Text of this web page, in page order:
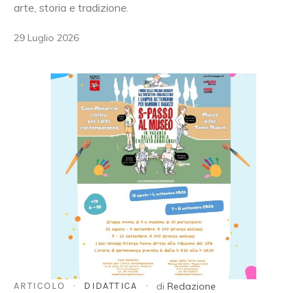
arte, storia e tradizione.
29 Luglio 2026
ARTICOLO DIDATTICA di Redazione